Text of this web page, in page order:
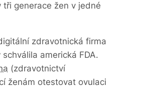
generace žen v jedné
zdravotnická firma
americká FDA.
(zdravotnictví
ženám otestovat ovulaci